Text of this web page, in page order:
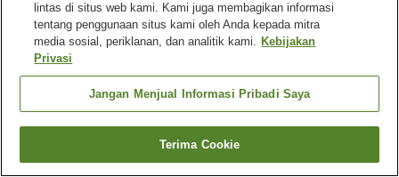
Fasilitas properti
Microwave bersama
Laundry berbayar
Sumitomo Villa Fontaine Nihombashi Mitsukoshimae
Cari kamar
lintas di situs web kami. Kami juga membagikan informasi
tentang penggunaan situs kami oleh Anda kepada mitra
media sosial, periklanan, dan analitik kami. Kebijakan
Privasi
Jangan Menjual Informasi Pribadi Saya
Terima Cookie